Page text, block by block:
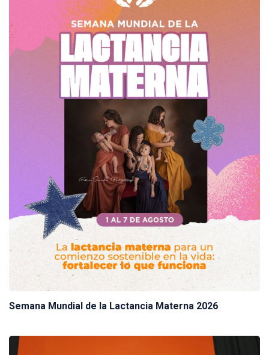
Semana Mundial de la Lactancia Materna 2026